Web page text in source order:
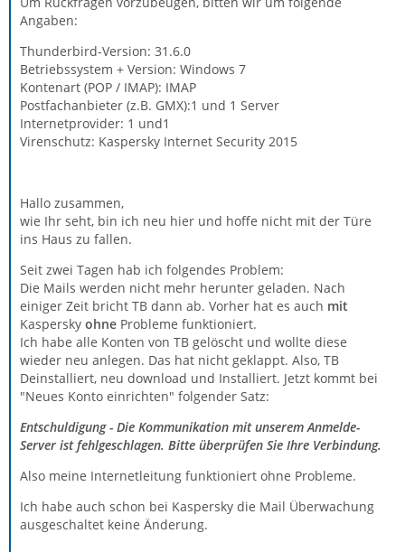
Angaben:
Thunderbird-Version: 31.6.0
Betriebssystem + Version: Windows 7
Kontenart (POP / IMAP): IMAP
Postfachanbieter (z.B. GMX):1 und 1 Server
Internetprovider: 1 und1
Virenschutz: Kaspersky Internet Security 2015
Hallo zusammen,
wie Ihr seht, bin ich neu hier und hoffe nicht mit der Türe
ins Haus zu fallen.
Seit zwei Tagen hab ich folgendes Problem:
Die Mails werden nicht mehr herunter geladen. Nach
einiger Zeit bricht TB dann ab. Vorher hat es auch mit
Kaspersky ohne Probleme funktioniert.
Ich habe alle Konten von TB gelöscht und wollte diese
wieder neu anlegen. Das hat nicht geklappt. Also, TB
Deinstalliert, neu download und Installiert. Jetzt kommt bei
"Neues Konto einrichten" folgender Satz:
Entschuldigung - Die Kommunikation mit unserem Anmelde-
Server ist fehlgeschlagen. Bitte überprüfen Sie Ihre Verbindung.
Also meine Internetleitung funktioniert ohne Probleme.
Ich habe auch schon bei Kaspersky die Mail Überwachung
ausgeschaltet keine Änderung.